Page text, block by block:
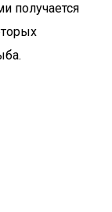
получается